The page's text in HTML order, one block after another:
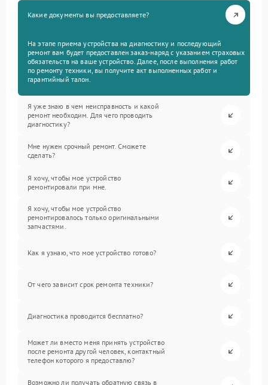
Какие документы вы предоставляете?
На этапе приема устройства на диагностику и последующий
ремонт вам будет предоставлен заказ-наряд с указанием страховых
обязательств на ваше устройство. Далее, после выполнения работ
по ремонту техники, вы получите акт выполненных работ и
гарантийный талон.
Я уже знаю в чем неисправность и какой
ремонт необходим. Для чего проводить
диагностику?
Мне нужен срочный ремонт. Сможете
сделать?
Я хочу, чтобы мое устройство
ремонтировали при мне.
Я хочу, чтобы мое устройство
ремонтировалось только оригинальными
запчастями.
Как я узнаю, что мое устройство готово?
От чего зависит срок ремонта техники?
Диагностика проводится бесплатно?
Может ли вместо меня принять устройство
после ремонта другой человек, контактный
телефон которого я предоставлю?
Возможно ли получать обратную связь в